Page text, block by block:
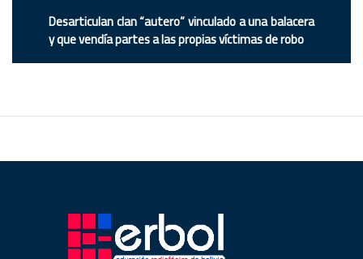
Desarticulan clan “autero” vinculado a una balacera
y que vendía partes a las propias víctimas de robo